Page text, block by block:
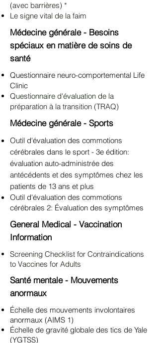
(avec barrières) *
Le signe vital de la faim
Médecine générale - Besoins
spéciaux en matière de soins de
santé
Questionnaire neuro-comportemental Life
Clinic
Questionnaire d'évaluation de la
préparation à la transition (TRAQ)
Médecine générale - Sports
Outil d'évaluation des commotions
cérébrales dans le sport - 3e édition:
évaluation auto-administrée des
antécédents et des symptômes chez les
patients de 13 ans et plus
Outil d'évaluation des commotions
cérébrales 2: Évaluation des symptômes
General Medical - Vaccination
Information
Screening Checklist for Contraindications
to Vaccines for Adults
Santé mentale - Mouvements
anormaux
Échelle des mouvements involontaires
anormaux (AIMS 1)
Échelle de gravité globale des tics de Yale
(YGTSS)